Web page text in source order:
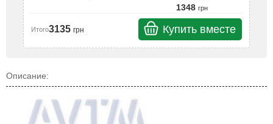
1348 грн
Итого3135 грн Купить вместе
Описание: